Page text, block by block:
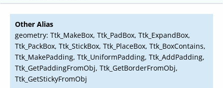
Other Alias
geometry: Ttk_MakeBox, Ttk_PadBox, Ttk_ExpandBox,
Ttk_PackBox, Ttk_StickBox, Ttk_PlaceBox, Ttk_BoxContains,
Ttk_MakePadding, Ttk_UniformPadding, Ttk_AddPadding,
Ttk_GetPaddingFromObj, Ttk_GetBorderFromObj,
Ttk_GetStickyFromObj